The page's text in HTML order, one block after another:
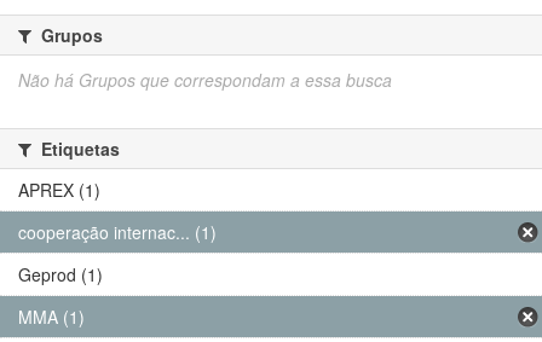
Grupos
Não há Grupos que correspondam a essa busca
Etiquetas
APREX (1)
cooperação internac... (1)
Geprod (1)
MMA (1)